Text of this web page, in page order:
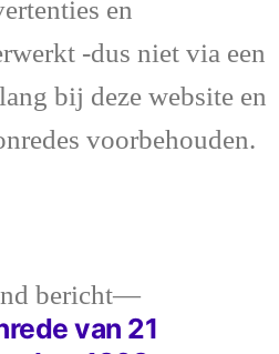
en
-dus niet via een
bij deze website en
voorbehouden.
bericht
Volgend
bericht:
van 21